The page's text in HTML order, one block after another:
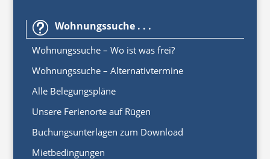
t Wohnungssuche . . .
Wohnungssuche – Wo ist was frei?
Wohnungssuche – Alternativtermine
Alle Belegungspläne
Unsere Ferienorte auf Rügen
Buchungsunterlagen zum Download
Mietbedingungen